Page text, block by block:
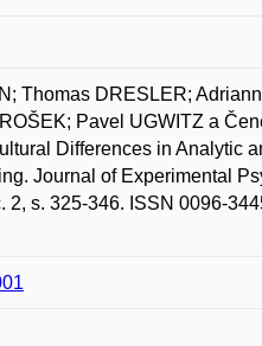
Thomas DRESLER;
Pavel UGWITZ a
Differences in Analytic
Journal of Experimental
s. 325-346. ISSN 0096-